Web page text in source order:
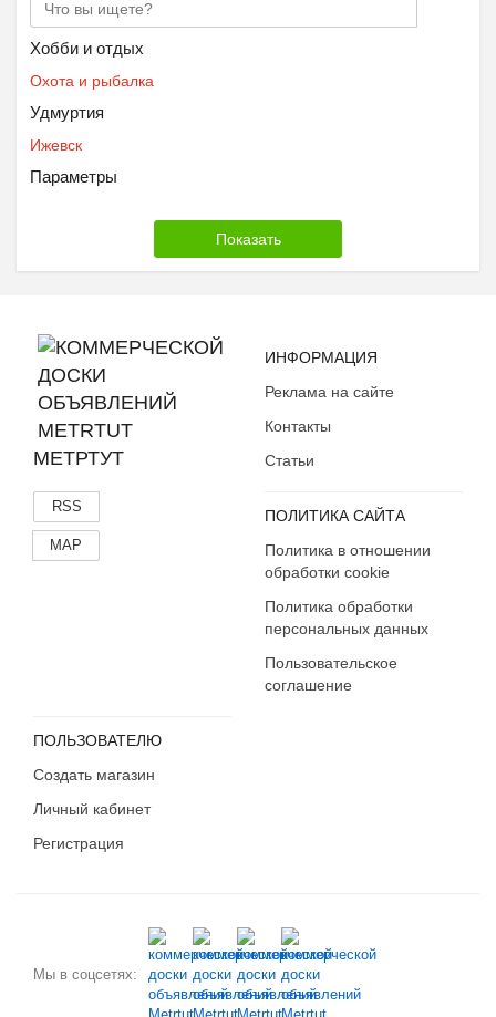
Хобби и отдых
Охота и рыбалка
Удмуртия
Ижевск
Параметры
МЕТРТУТ
RSS
MAP
ИНФОРМАЦИЯ
Реклама на сайте
Контакты
Статьи
ПОЛИТИКА САЙТА
Политика в отношении
обработки cookie
Политика обработки
персональных данных
Пользовательское
соглашение
ПОЛЬЗОВАТЕЛЮ
Создать магазин
Личный кабинет
Регистрация
Мы в соцсетях: